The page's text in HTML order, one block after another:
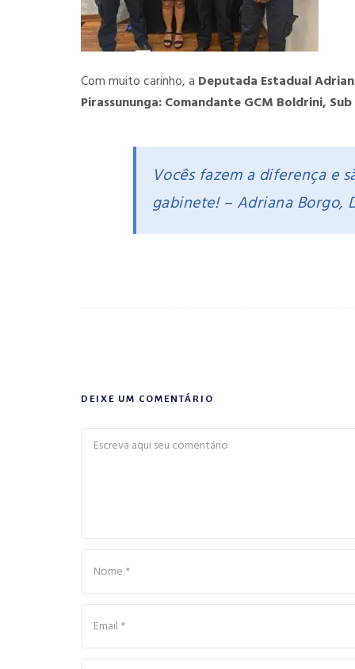
Com muito carinho, a Deputada Estadual
Pirassununga: Comandante GCM Boldrini,
Vocês fazem a diferença e
gabinete! – Adriana Borgo,
DEIXE UM COMENTÁRIO